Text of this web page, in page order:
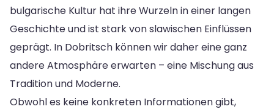
bulgarische Kultur hat ihre Wurzeln in einer langen
Geschichte und ist stark von slawischen Einflüssen
geprägt. In Dobritsch können wir daher eine ganz
andere Atmosphäre erwarten – eine Mischung aus
Tradition und Moderne.
Obwohl es keine konkreten Informationen gibt,